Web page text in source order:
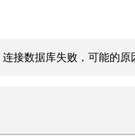
接数据库失败，可能的